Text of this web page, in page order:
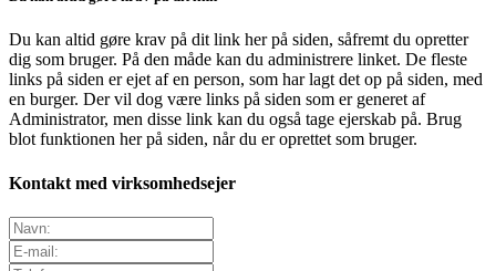
Du kan altid gøre krav på dit link her på siden, såfremt du opretter
dig som bruger. På den måde kan du administrere linket. De fleste
links på siden er ejet af en person, som har lagt det op på siden, med
en burger. Der vil dog være links på siden som er generet af
Administrator, men disse link kan du også tage ejerskab på. Brug
blot funktionen her på siden, når du er oprettet som bruger.
Kontakt med virksomhedsejer